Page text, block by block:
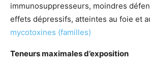
immunosuppresseurs, moindres
effets dépressifs, atteintes au foie et
mycotoxines (familles)
Teneurs maximales d’exposition